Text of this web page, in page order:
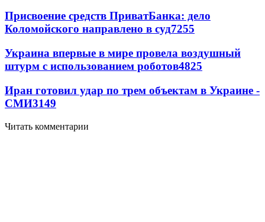
Присвоение средств ПриватБанка: дело
Коломойского направлено в суд7255
Украина впервые в мире провела воздушный
штурм с использованием роботов4825
Иран готовил удар по трем объектам в Украине -
СМИ3149
Читать комментарии